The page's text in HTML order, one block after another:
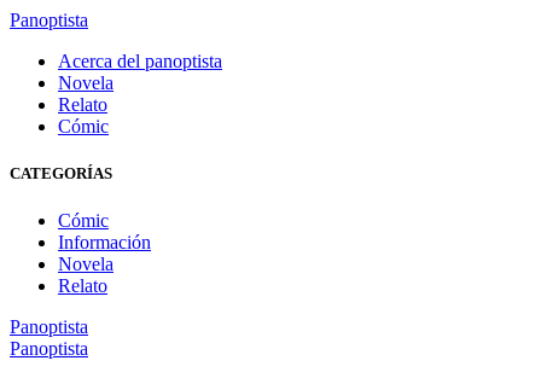
Panoptista
Acerca del panoptista
Novela
Relato
Cómic
CATEGORÍAS
Cómic
Información
Novela
Relato
Panoptista
Panoptista